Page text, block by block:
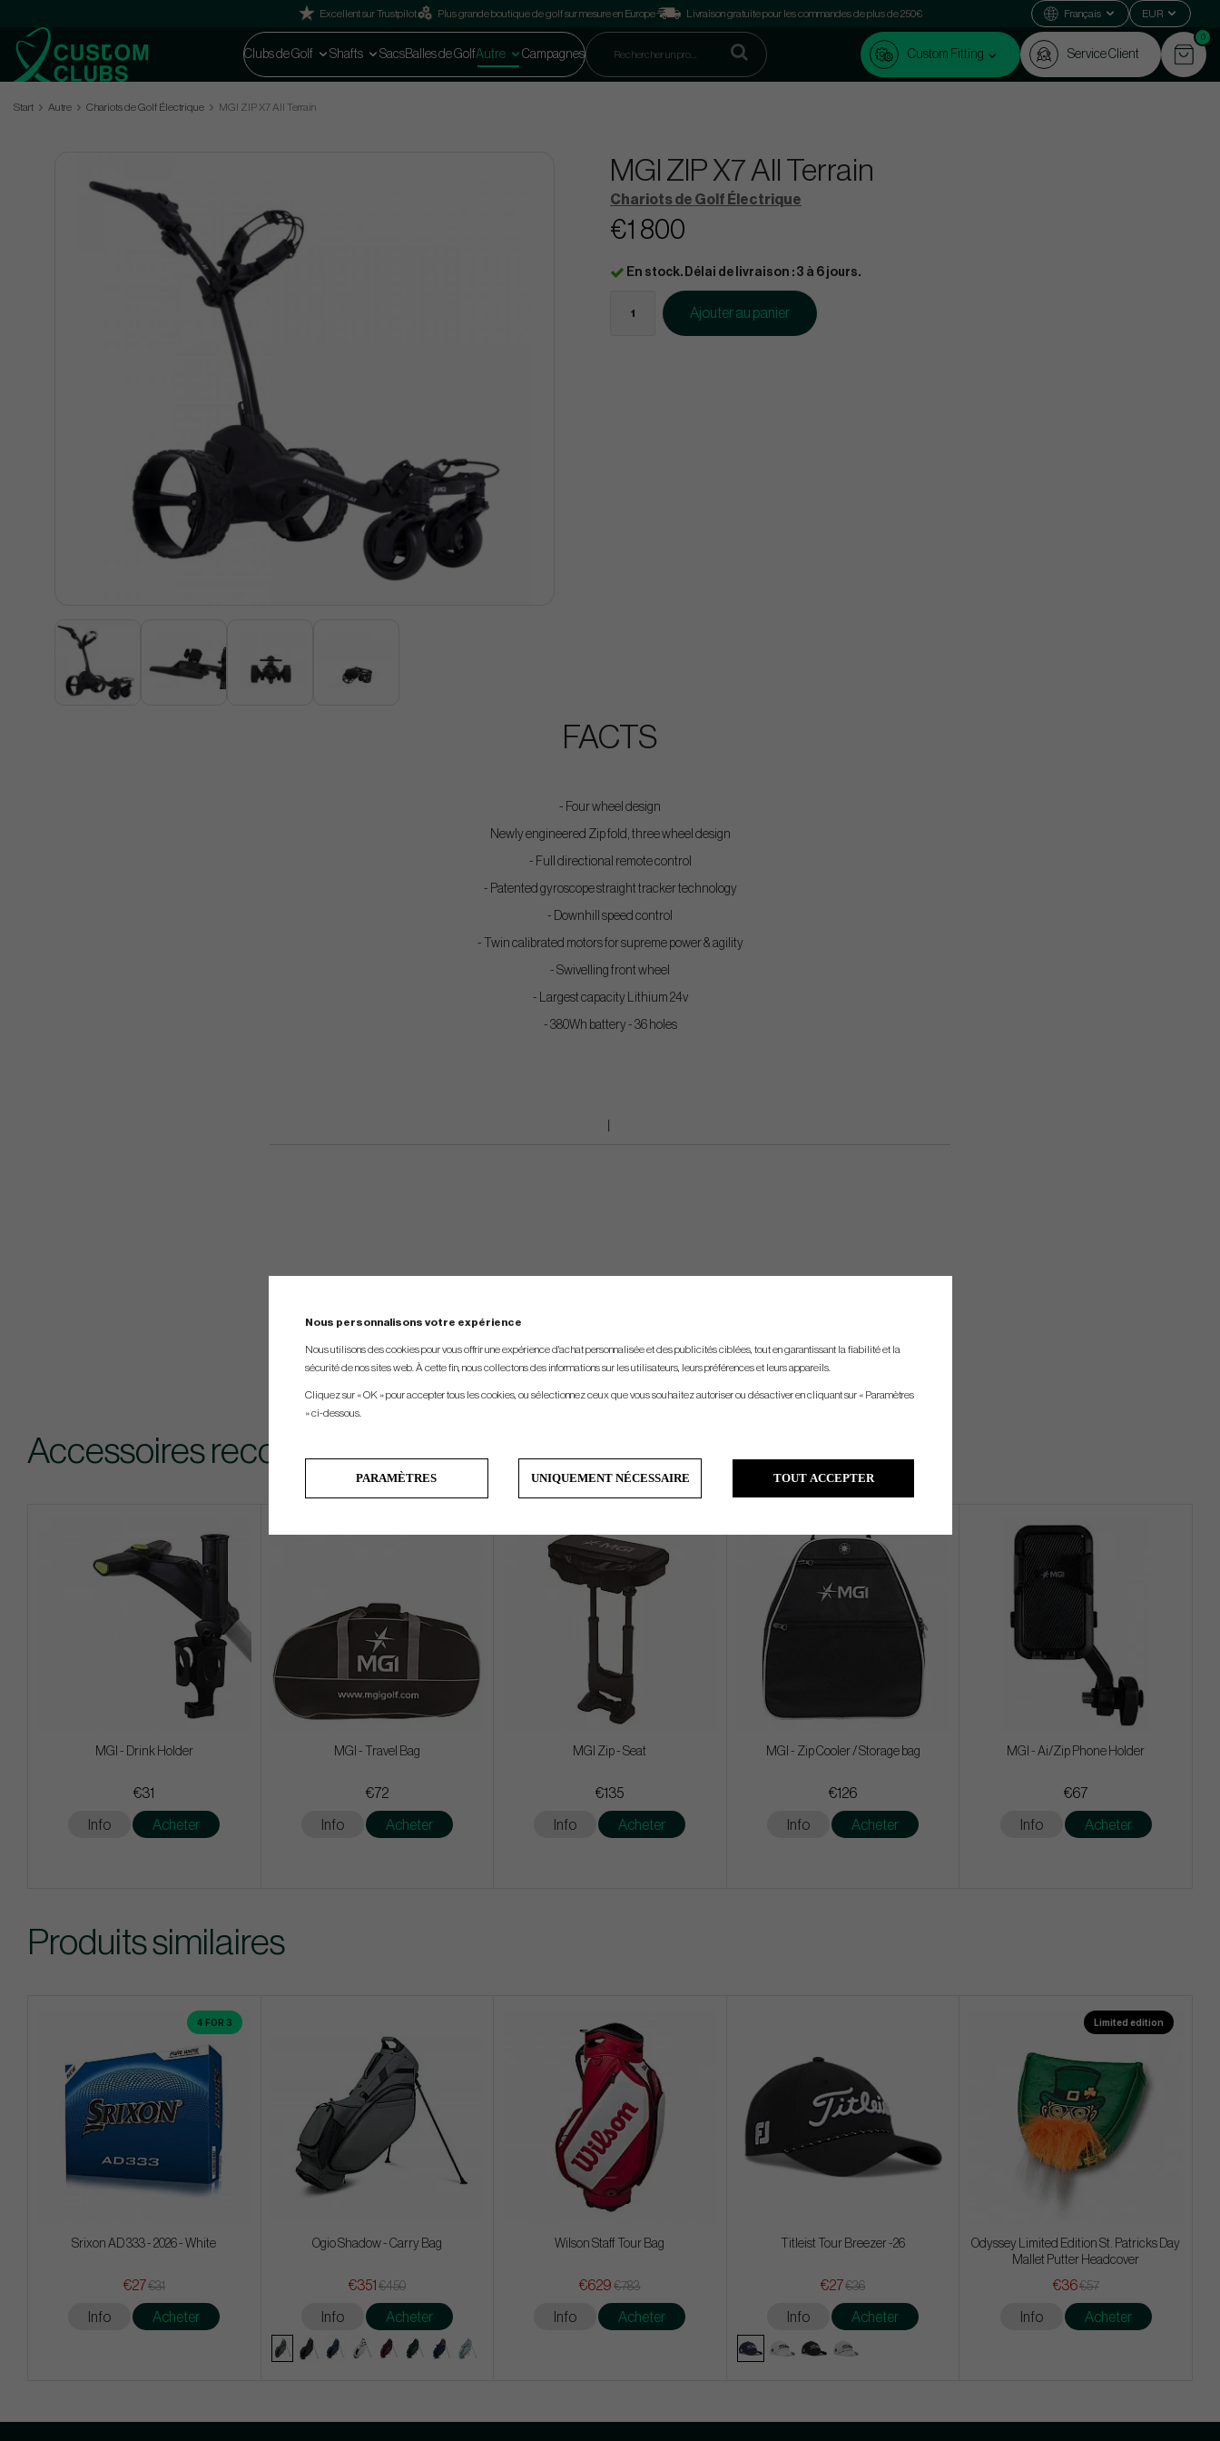
Excellent sur Trustpilot Plus grande boutique de golf sur mesure en Europe Livraison gratuite pour les commandes de plus de 250€ Français EUR
Clubs de Golf Shafts SacsBalles de GolfAutre Campagnes Custom Fitting Service Client
0
Start Autre Chariots de Golf Électrique MGI ZIP X7 All Terrain
MGI ZIP X7 All Terrain
Chariots de Golf Électrique
€1 800
En stock. Délai de livraison : 3 à 6 jours.
Ajouter au panier
FACTS
- Four wheel design
Newly engineered Zip fold, three wheel design
- Full directional remote control
- Patented gyroscope straight tracker technology
- Downhill speed control
- Twin calibrated motors for supreme power & agility
- Swivelling front wheel
- Largest capacity Lithium 24v
- 380Wh battery - 36 holes
Accessoires recommandés
MGI - Drink Holder
€31
Info Acheter
MGI - Travel Bag
€72
Info Acheter
MGI Zip - Seat
€135
Info Acheter
MGI - Zip Cooler / Storage bag
€126
Info Acheter
MGI - Ai/Zip Phone Holder
€67
Info Acheter
Produits similaires
4 FOR 3
Srixon AD 333 - 2026 - White
€27€31
Info Acheter
Ogio Shadow - Carry Bag
€351 €450
Info Acheter
Wilson Staff Tour Bag
€629 €783
Info Acheter
Titleist Tour Breezer -26
€27€36
Info Acheter
Limited edition
Odyssey Limited Edition St. Patricks Day
Mallet Putter Headcover
€36€57
Info Acheter
Nous personnalisons votre expérience
Nous utilisons des cookies pour vous offrir une expérience d'achat personnalisée et des publicités ciblées, tout en garantissant la fiabilité et la
sécurité de nos sites web. À cette fin, nous collectons des informations sur les utilisateurs, leurs préférences et leurs appareils.
Cliquez sur « OK » pour accepter tous les cookies, ou sélectionnez ceux que vous souhaitez autoriser ou désactiver en cliquant sur « Paramètres
» ci-dessous.
PARAMÈTRES UNIQUEMENT NÉCESSAIRE TOUT ACCEPTER